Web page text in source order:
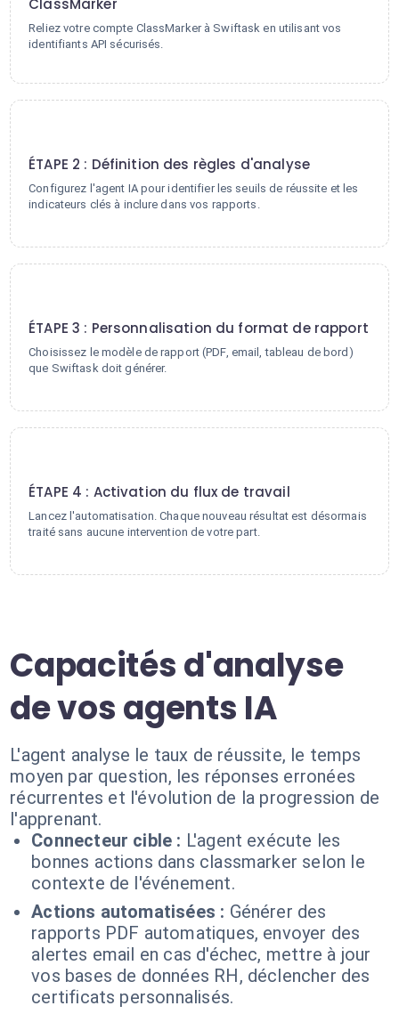
ClassMarker
Reliez votre compte ClassMarker à Swiftask en utilisant vos
identifiants API sécurisés.
ÉTAPE 2 : Définition des règles d'analyse
Configurez l'agent IA pour identifier les seuils de réussite et les
indicateurs clés à inclure dans vos rapports.
ÉTAPE 3 : Personnalisation du format de rapport
Choisissez le modèle de rapport (PDF, email, tableau de bord)
que Swiftask doit générer.
ÉTAPE 4 : Activation du flux de travail
Lancez l'automatisation. Chaque nouveau résultat est désormais
traité sans aucune intervention de votre part.
Capacités d'analyse
de vos agents IA
L'agent analyse le taux de réussite, le temps
moyen par question, les réponses erronées
récurrentes et l'évolution de la progression de
l'apprenant.
Connecteur cible : L'agent exécute les
bonnes actions dans classmarker selon le
contexte de l'événement.
Actions automatisées : Générer des
rapports PDF automatiques, envoyer des
alertes email en cas d'échec, mettre à jour
vos bases de données RH, déclencher des
certificats personnalisés.